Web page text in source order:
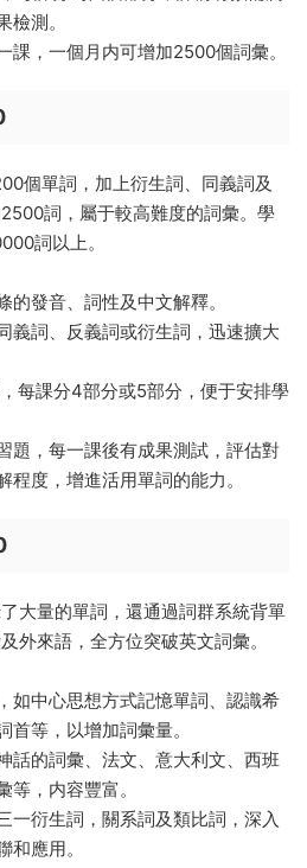
檢測。
課，一個月内可增加2500個詞彙。
個單詞，加上衍生詞、同義詞及
詞，屬于較高難度的詞彙。學
詞以上。
的發音、詞性及中文解釋。
義詞、反義詞或衍生詞，迅速擴大
每課分4部分或5部分，便于安排學
題，每一課後有成果測試，評估對
程度，增進活用單詞的能力。
大量的單詞，還通過詞群系統背單
外來語，全方位突破英文詞彙。
如中心思想方式記憶單詞、認識希
首等，以增加詞彙量。
話的詞彙、法文、意大利文、西班
等，内容豐富。
一衍生詞，關系詞及類比詞，深入
和應用。